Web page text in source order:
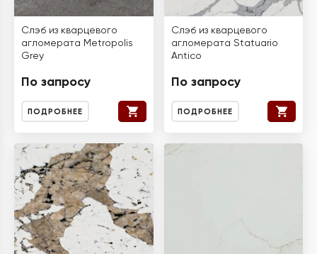
Слэб из кварцевого
агломерата Metropolis
Grey
По запросу
ПОДРОБНЕЕ
Слэб из кварцевого
агломерата Statuario
Antico
По запросу
ПОДРОБНЕЕ